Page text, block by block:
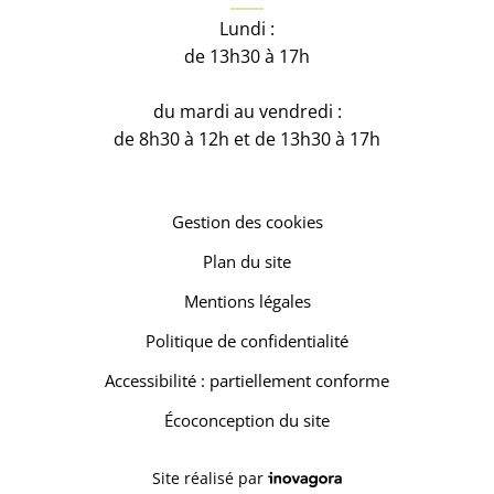
Lundi :
de 13h30 à 17h
du mardi au vendredi :
de 8h30 à 12h et de 13h30 à 17h
Gestion des cookies
Plan du site
Mentions légales
Politique de confidentialité
Accessibilité : partiellement conforme
Écoconception du site
Site réalisé parInovagora (ouverture dans un